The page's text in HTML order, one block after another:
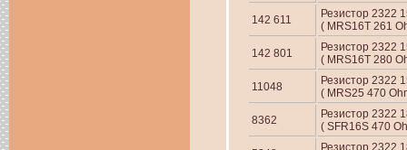
142 611
Резистор 2322
( MRS16T 261
142 801
Резистор 2322
( MRS16T 280
11048
Резистор 2322
( MRS25 470
8362
Резистор 2322
( SFR16S 470
Резистор 2322